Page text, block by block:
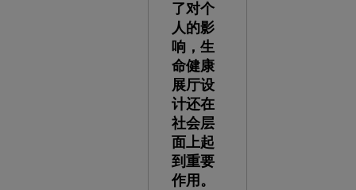
了对个
人的影
响，生
命健康
展厅设
计还在
社会层
面上起
到重要
作用。